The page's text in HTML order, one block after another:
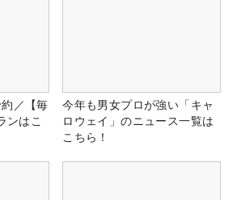
／【毎
ンはこ
今年も男女プロが強い「キャ
ロウェイ」のニュース一覧は
こちら！